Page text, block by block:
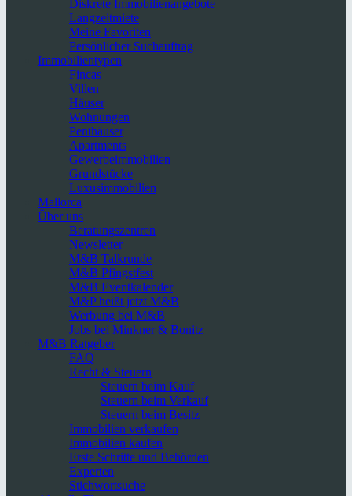
Diskrete Immobilienangebote
Langzeitmiete
Meine Favoriten
Persönlicher Suchauftrag
Immobilientypen
Fincas
Villen
Häuser
Wohnungen
Penthäuser
Apartments
Gewerbeimmobilien
Grundstücke
Luxusimmobilien
Mallorca
Über uns
Beratungszentren
Newsletter
M&B Talkrunde
M&B Pfingstfest
M&B Eventkalender
M&P heißt jetzt M&B
Werbung bei M&B
Jobs bei Minkner & Bonitz
M&B Ratgeber
FAQ
Recht & Steuern
Steuern beim Kauf
Steuern beim Verkauf
Steuern beim Besitz
Immobilien verkaufen
Immobilien kaufen
Erste Schritte und Behörden
Experten
Stichwortsuche